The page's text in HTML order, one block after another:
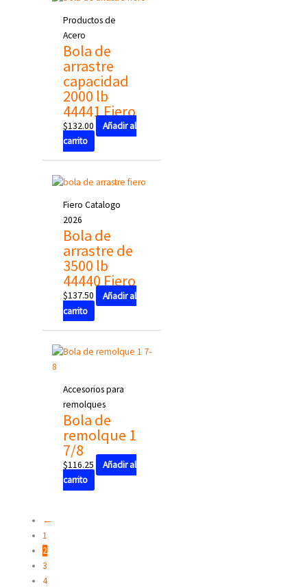
Productos de
Acero
Bola de
arrastre
capacidad
2000 lb
44441 Fiero
$132.00
Añadir al
carrito
Fiero Catalogo
2026
Bola de
arrastre de
3500 lb
44440 Fiero
$137.50
Añadir al
carrito
Accesorios para
remolques
Bola de
remolque 1
7/8
$116.25
Añadir al
carrito
←
1
2
3
4